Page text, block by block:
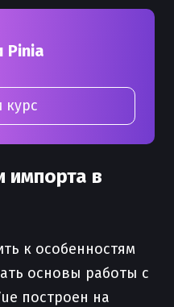
Pinia
курс
импорта в
к особенностям
основы работы с
построен на